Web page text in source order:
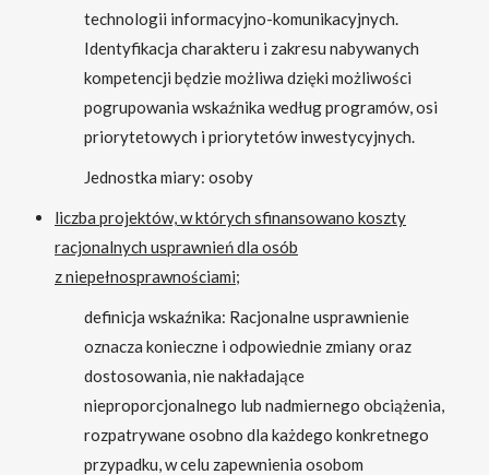
technologii informacyjno-komunikacyjnych.
Identyfikacja charakteru i zakresu nabywanych
kompetencji będzie możliwa dzięki możliwości
pogrupowania wskaźnika według programów, osi
priorytetowych i priorytetów inwestycyjnych.
Jednostka miary: osoby
liczba projektów, w których sfinansowano koszty
racjonalnych usprawnień dla osób
z niepełnosprawnościami;
definicja wskaźnika: Racjonalne usprawnienie
oznacza konieczne i odpowiednie zmiany oraz
dostosowania, nie nakładające
nieproporcjonalnego lub nadmiernego obciążenia,
rozpatrywane osobno dla każdego konkretnego
przypadku, w celu zapewnienia osobom